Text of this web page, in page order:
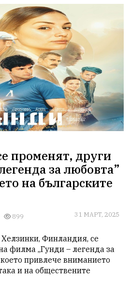
променят, други
за любовта”
на българските
899 31 МАРТ, 2025
Финландия, се
филма „Гунди – легенда за
привлече вниманието
и на обществените